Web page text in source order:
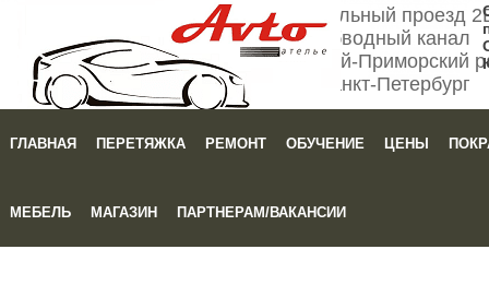
Мебельный проезд
Обводный канал
Кировский-Приморский
Санкт-Петербург
ГЛАВНАЯ ПЕРЕТЯЖКА РЕМОНТ ОБУЧЕНИЕ ЦЕНЫ
МЕБЕЛЬ МАГАЗИН ПАРТНЕРАМ/ВАКАНСИИ